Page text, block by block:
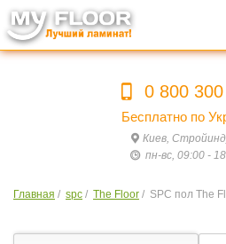
0 800
Бесплатно по
Киев,
пн-вс, 09:00 -
Главная / spc / The Floor / SPC пол The